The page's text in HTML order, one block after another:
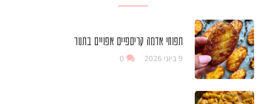
תפוחי אדמה קריספיים אפויים בתנור
9 ביוני 2026 0